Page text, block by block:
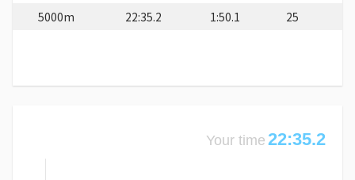
5000m
22:35.2 1:50.1 25
Your time 22:35.2